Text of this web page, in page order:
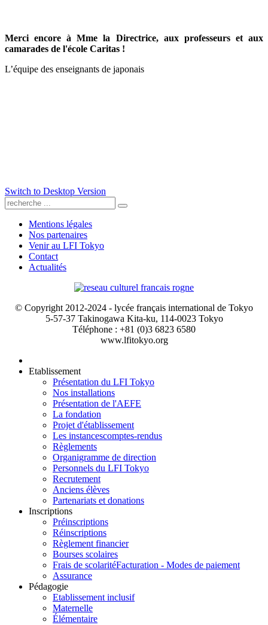
Merci encore à Mme la Directrice, aux professeurs et aux
camarades de l'école Caritas !
L’équipe des enseignants de japonais
Switch to Desktop Version
Mentions légales
Nos partenaires
Venir au LFI Tokyo
Contact
Actualités
© Copyright 2012-2024 - lycée français international de Tokyo
5-57-37 Takinogawa Kita-ku, 114-0023 Tokyo
Téléphone : +81 (0)3 6823 6580
www.lfitokyo.org
Etablissement
Présentation du LFI Tokyo
Nos installations
Présentation de l'AEFE
La fondation
Projet d'établissement
Les instancescomptes-rendus
Règlements
Organigramme de direction
Personnels du LFI Tokyo
Recrutement
Anciens élèves
Partenariats et donations
Inscriptions
Préinscriptions
Réinscriptions
Règlement financier
Bourses scolaires
Frais de scolaritéFacturation - Modes de paiement
Assurance
Pédagogie
Etablissement inclusif
Maternelle
Élémentaire